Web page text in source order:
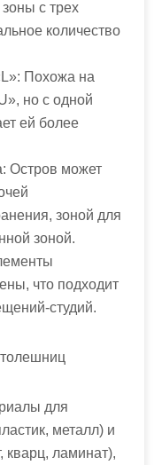
с трех
количество
Похожа на
но с одной
ей более
Остров может
зоной для
зоной.
что подходит
студий.
для
металл) и
кварц, ламинат),